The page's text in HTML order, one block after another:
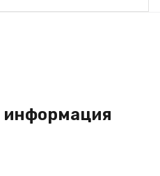
информация